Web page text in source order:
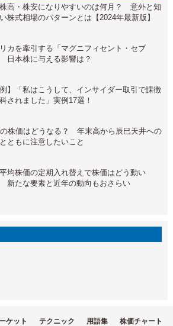
高・株安になりやすいのは何月？ 意外と知
株式相場のパターンとは【2024年最新版】
カを牽引する「マグニフィセント・セブ
日本株に与える影響は？
例】「私はこうして、インサイダー取引で課徴
されました」実例17選！
株価はどうなる？ 年末高から辰巳天井への
ともに注意したいこと
均株価の定期入れ替えで株価はどう動い
新たな要素と近年の動向もおさらい
ケット テクニック 用語集 株価チャート